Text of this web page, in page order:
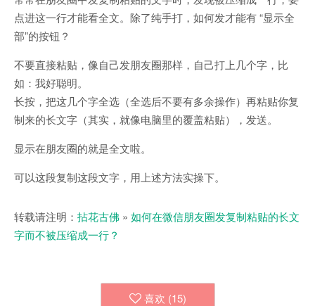
点进这一行才能看全文。除了纯手打，如何发才能有 “显示全
部”的按钮？
不要直接粘贴，像自己发朋友圈那样，自己打上几个字，比
如：我好聪明。
长按，把这几个字全选（全选后不要有多余操作）再粘贴你复
制来的长文字（其实，就像电脑里的覆盖粘贴），发送。
显示在朋友圈的就是全文啦。
可以这段复制这段文字，用上述方法实操下。
转载请注明： 拈花古佛 » 如何在微信朋友圈发复制粘贴的长文
字而不被压缩成一行？
喜欢 (15)